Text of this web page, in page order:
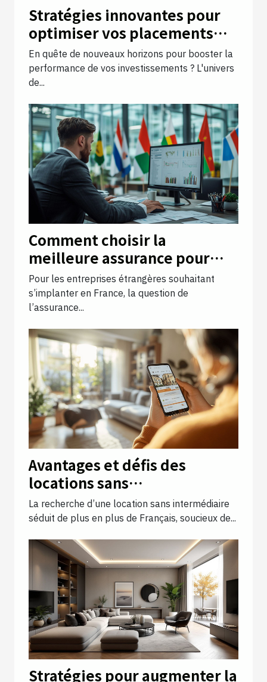
Stratégies innovantes pour
optimiser vos placements
financiers
En quête de nouveaux horizons pour booster la
performance de vos investissements ? L'univers
de...
Comment choisir la
meilleure assurance pour
votre entreprise étrangère
en France ?
Pour les entreprises étrangères souhaitant
s’implanter en France, la question de
l’assurance...
Avantages et défis des
locations sans
intermédiaires en France
La recherche d’une location sans intermédiaire
séduit de plus en plus de Français, soucieux de...
Stratégies pour augmenter la